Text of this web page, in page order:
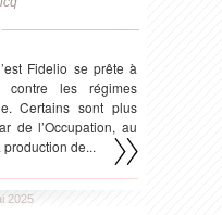
Fidelio se prête à
contre les régimes
Certains sont plus
de l’Occupation, au
de...
2025